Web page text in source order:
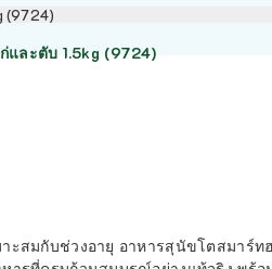
(9724)
ละตับ 1.5kg (9724)
ะสมกับช่วงอายุ อาหารสุนัขโตสมาร์